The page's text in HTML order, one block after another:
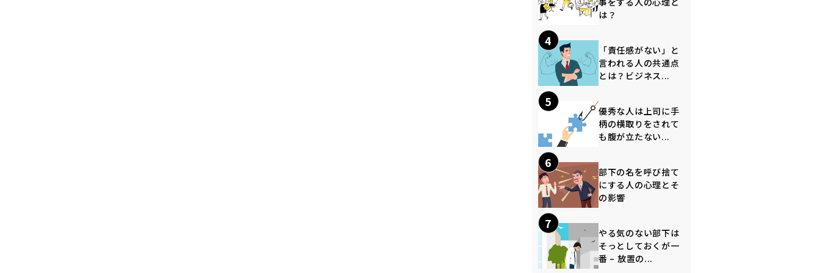
は？
4
「責任感がない」と
言われる人の共通点
とは？ビジネス...
5
優秀な人は上司に手
柄の横取りをされて
も腹が立たない...
6
部下の名を呼び捨て
にする人の心理とそ
の影響
7
やる気のない部下は
そっとしておくが一
番 – 放置の...